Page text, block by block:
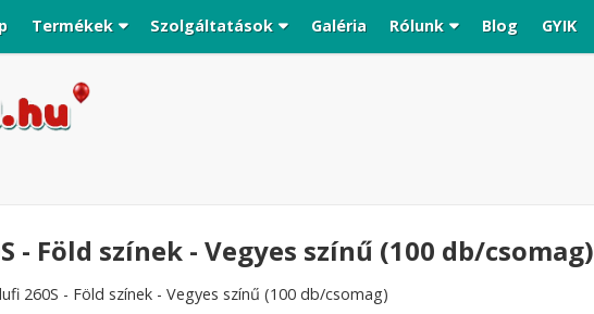
Termékek Szolgáltatások Galéria Rólunk Blog GYIK
- Föld színek - Vegyes színű (100 db/csomag)
260S - Föld színek - Vegyes színű (100 db/csomag)